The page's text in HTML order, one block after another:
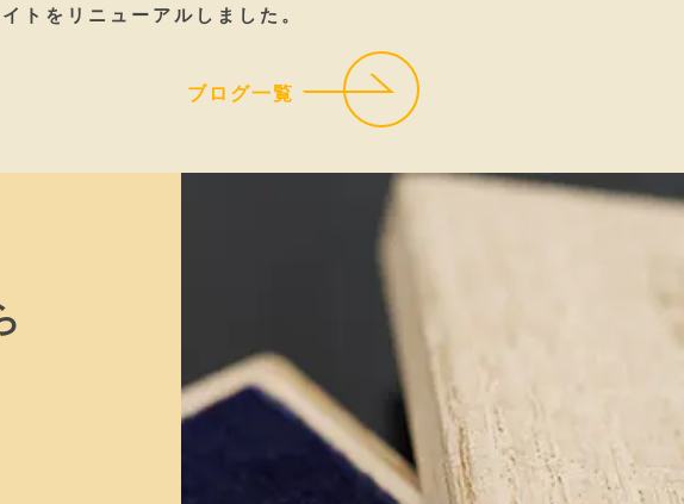
トをリニューアルしました。
ブログ一覧